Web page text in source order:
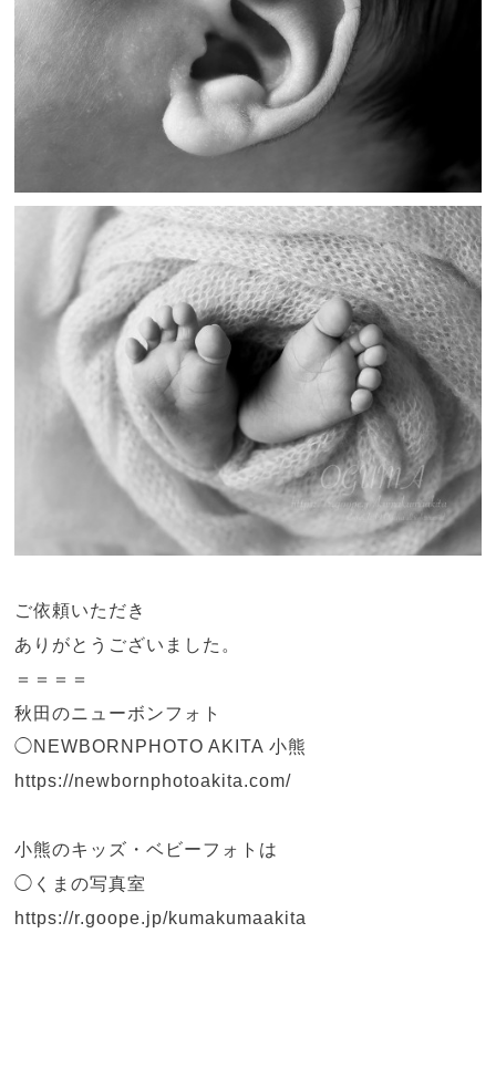
ご依頼いただき
ありがとうございました。
＝＝＝＝
秋田のニューボンフォト
◯NEWBORNPHOTO AKITA 小熊
https://newbornphotoakita.com/
小熊のキッズ・ベビーフォトは
◯くまの写真室
https://r.goope.jp/kumakumaakita